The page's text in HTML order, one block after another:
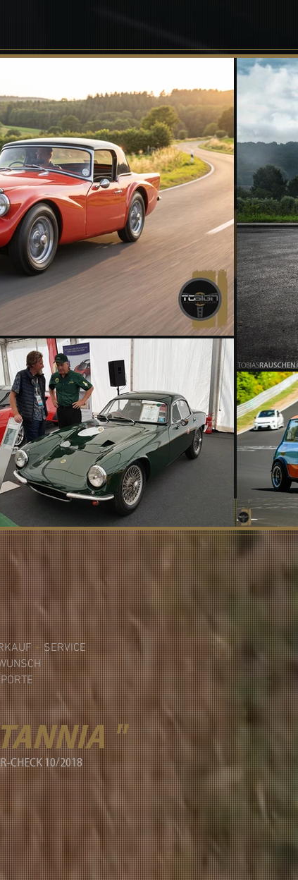
+SERVICE
"
CHECK 10/2018